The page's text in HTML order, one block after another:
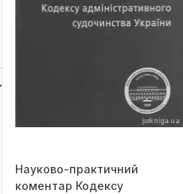
Науково-практичний
коментар Кодексу